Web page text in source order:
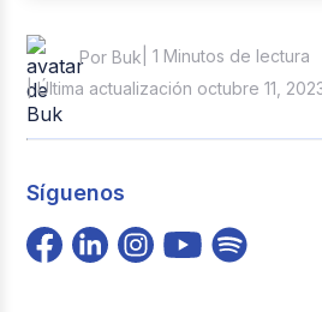
Por Buk | 1 Minutos de lectura
| Última actualización octubre 11,
Síguenos